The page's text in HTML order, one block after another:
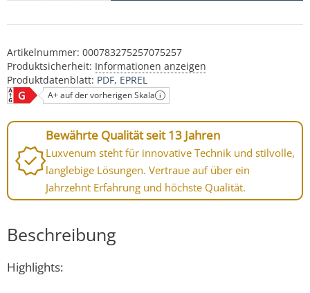
Artikelnummer: 000783275257075257
Produktsicherheit: Informationen anzeigen
Produktdatenblatt: PDF EPREL
A+ auf der vorherigen Skala
Bewährte Qualität seit 13 Jahren
Luxvenum steht für innovative Technik und stilvolle,
langlebige Lösungen. Vertraue auf über ein
Jahrzehnt Erfahrung und höchste Qualität.
Beschreibung
Highlights: